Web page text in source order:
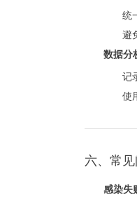
统
避
数据分
记
使
六、常
感染失